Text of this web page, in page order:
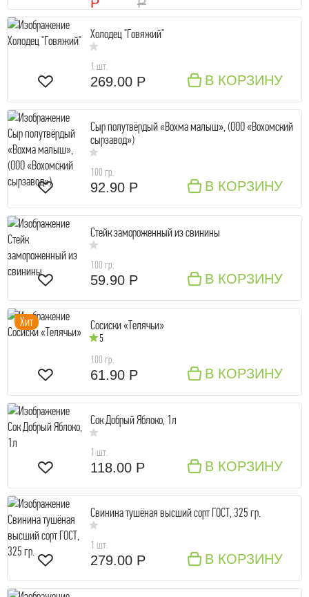
Холодец "Говяжий"
1 шт.
269.00 Р В КОРЗИНУ
Сыр полутвёрдый «Вохма малыш», (ООО «Вохомский
сырзавод»)
100 гр.
92.90 Р В КОРЗИНУ
Стейк замороженный из свинины
100 гр.
59.90 Р В КОРЗИНУ
Хит
5
Сосиски «Телячьи»
100 гр.
61.90 Р В КОРЗИНУ
Сок Добрый Яблоко, 1л
1 шт.
118.00 Р В КОРЗИНУ
Свинина тушёная высший сорт ГОСТ, 325 гр.
1 шт.
279.00 Р В КОРЗИНУ